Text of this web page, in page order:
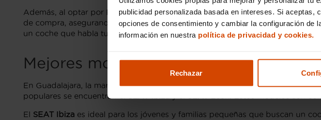
publicidad personalizada basada en intereses. Si
opciones de consentimiento y cambiar la configuración de
información en nuestra política de privacidad y cookies.
Rechazar
Además, al optar por Flexicar en Guadalajara, obtendrás el asesoramiento
de compra, asegurando que tu experiencia sea lo más satisfactoria posible.
un coche que habla tu mismo idioma!
Mejores modelos de SEAT en
En Guadalajara, la marca SEAT se destaca por ofrecer una variedad de
populares se encuentran el
. Estos modelos son
El SEAT Ibiza es ideal para los jóvenes y familias pequeñas que buscan un